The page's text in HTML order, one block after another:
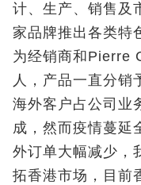
计、生产、销售及
家品牌推出各类特
为经销商和Pierre
人，产品一直分销
海外客户占公司业
成，然而疫情蔓延
外订单大幅减少，
拓香港市场，目前